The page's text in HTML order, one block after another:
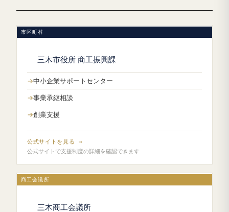
市区町村
三木市役所 商工振興課
中小企業サポートセンター
事業承継相談
創業支援
公式サイトを見る →
公式サイトで支援制度の詳細を確認できます
商工会議所
三木商工会議所